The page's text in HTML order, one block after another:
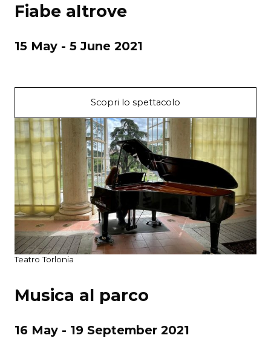
Fiabe altrove
15 May - 5 June 2021
Scopri lo spettacolo
Teatro Torlonia
Musica al parco
16 May - 19 September 2021